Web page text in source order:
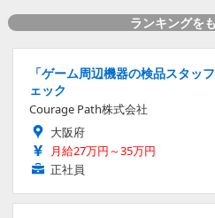
ランキングを
「ゲーム周辺機器の検品スタッ
ェック
Courage Path株式会社
大阪府
月給27万円～35万円
正社員